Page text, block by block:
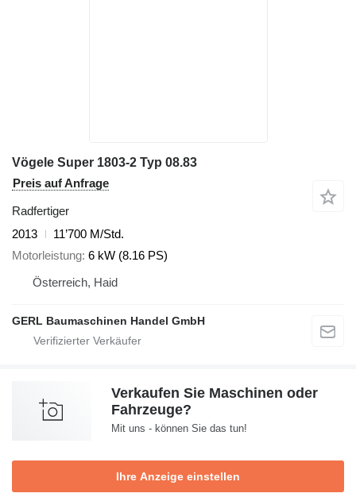
Vögele Super 1803-2 Typ 08.83
Preis auf Anfrage
Radfertiger
2013
11’700 M/Std.
Motorleistung 6 kW (8.16 PS)
Österreich, Haid
GERL Baumaschinen Handel GmbH
Verkaufen Sie Maschinen oder
Fahrzeuge?
Mit uns - können Sie das tun!
Ihre Anzeige einstellen